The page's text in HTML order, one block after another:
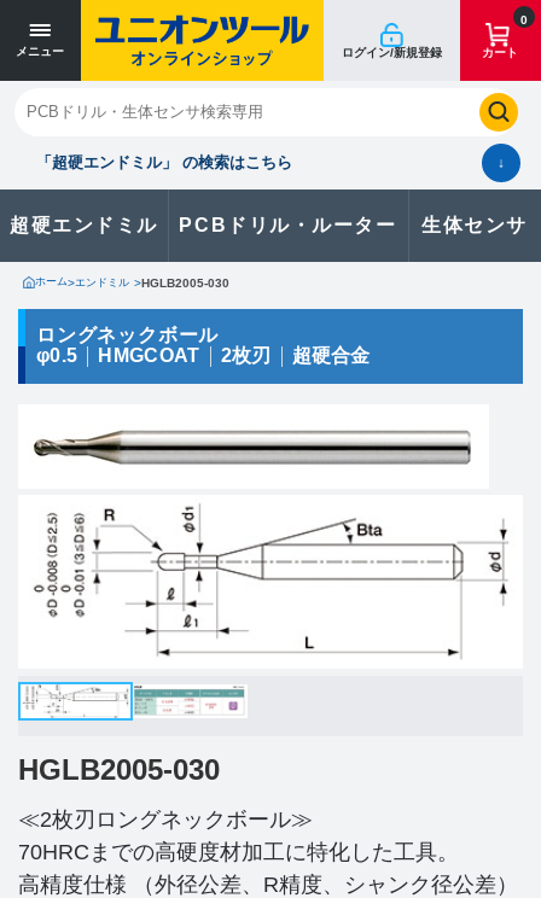
メニュー ログイン/新規登録
0
カート
「超硬エンドミル」 の検索はこちら ↓
超硬エンドミル PCBドリル・ルーター 生体センサ
閉じる
お気に入り クイックオーダー 購入履歴
製品に関するお問い合わせはこちら
カタログ一覧
ホーム>エンドミル >HGLB2005-030
ロングネックボール
φ0.5
HMGCOAT 2枚刃 超硬合金
HGLB2005-030
≪2枚刃ロングネックボール≫
70HRCまでの高硬度材加工に特化した工具。
高精度仕様 （外径公差、R精度、シャンク径公差）
寸法単位 [mm]
寸法単位 [mm]